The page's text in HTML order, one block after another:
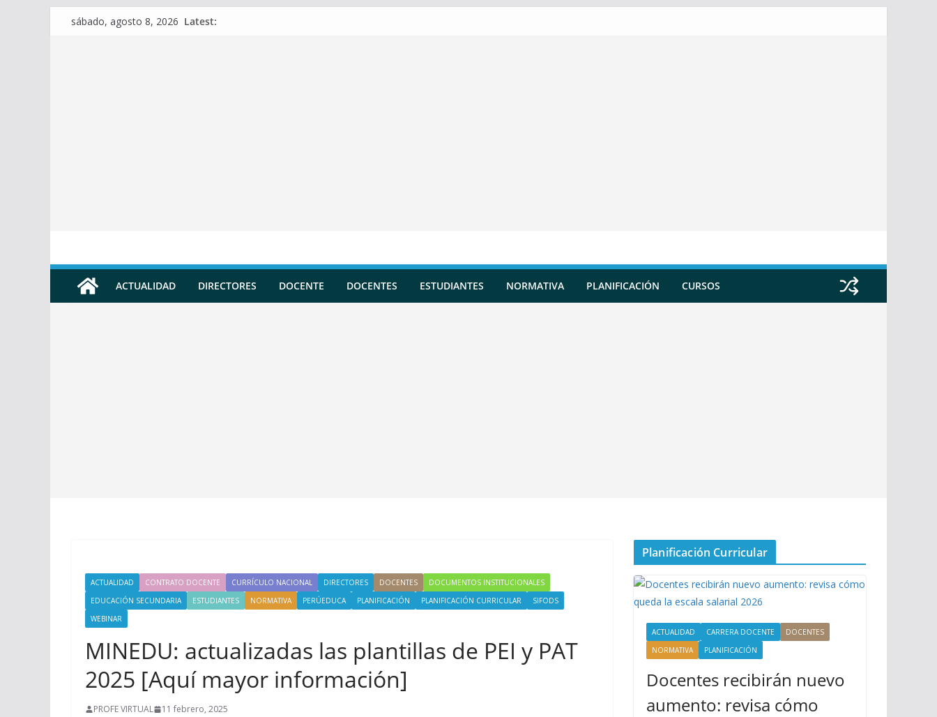
sábado, agosto 8, 2026 Latest:
ACTUALIDAD DIRECTORES DOCENTE DOCENTES ESTUDIANTES NORMATIVA PLANIFICACIÓN CURSOS
ACTUALIDAD CONTRATO DOCENTE CURRÍCULO NACIONAL DIRECTORES DOCENTES
DOCUMENTOS INSTITUCIONALES
EDUCACIÓN SECUNDARIA
ESTUDIANTES NORMATIVA PERÚEDUCA PLANIFICACIÓN PLANIFICACIÓN CURRICULAR
SIFODS
WEBINAR
MINEDU: actualizadas las plantillas de PEI y PAT
2025 [Aquí mayor información]
PROFE VIRTUAL 11 febrero, 2025
Planificación Curricular
ACTUALIDAD CARRERA DOCENTE
DOCENTES
NORMATIVA
PLANIFICACIÓN
Docentes recibirán nuevo
aumento: revisa cómo